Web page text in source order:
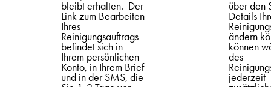
bleibt erhalten. Der
Link zum Bearbeiten
Ihres
Reinigungsauftrags
befindet sich in
Ihrem persönlichen
Konto, in Ihrem Brief
und in der SMS, die
über den
Details
ändern
können
des
jederzeit